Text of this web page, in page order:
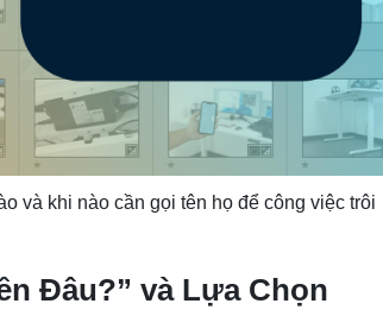
và khi nào cần gọi tên họ để công việc trôi
Đâu?” và Lựa Chọn